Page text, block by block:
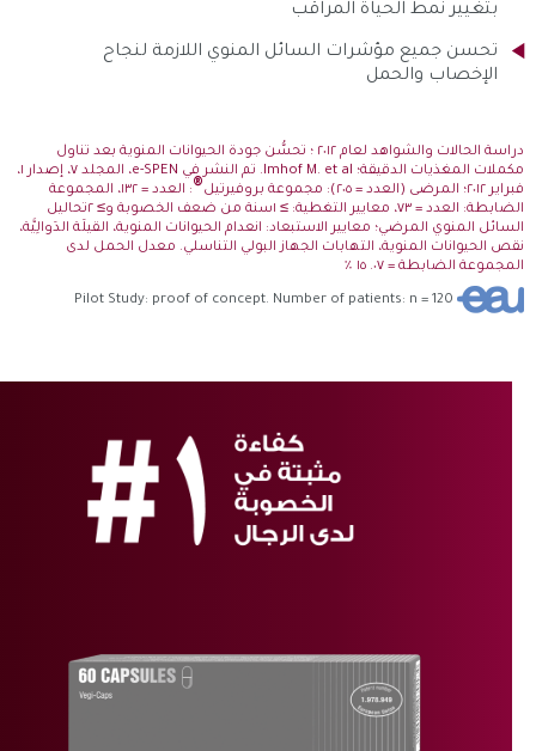
بتغيير نمط الحياة المراقب
تحسن جميع مؤشرات السائل المنوي اللازمة لنجاح
الإخصاب والحمل
دراسة الحالات والشواهد لعام ٢٠١٢ ؛ تحسُّن جودة الحيوانات المنوية بعد تناول
مكملات المغذيات الدقيقة؛ Imhof M. et al. تم النشر في e-SPEN، المجلد ٧، إصدار ١،
فبراير ٢٠١٢؛ المرضى (العدد = ٢٠٥): مجموعة بروفيرتيل
®
: العدد = ١٣٢، المجموعة
الضابطة: العدد = ٧٣، معايير التغطية: ≥ ١سنة من ضعف الخصوبة و≥ ٢تحاليل
السائل المنوي المرضي؛ معايير الاستبعاد: انعدام الحيوانات المنوية، القيلَة الدَوالِيَّة،
نقص الحيوانات المنوية، التهابات الجهاز البولي التناسلي. معدل الحمل لدى
المجموعة الضابطة = ٠٧. ١٥ ٪